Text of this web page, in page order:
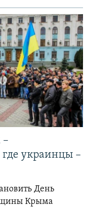
украинцы –
День
Крыма